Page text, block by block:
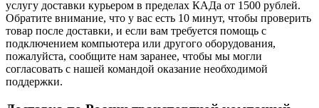
услугу доставки курьером в пределах КАДа от 1500 рублей.
Обратите внимание, что у вас есть 10 минут, чтобы проверить
товар после доставки, и если вам требуется помощь с
подключением компьютера или другого оборудования,
пожалуйста, сообщите нам заранее, чтобы мы могли
согласовать с нашей командой оказание необходимой
поддержки.